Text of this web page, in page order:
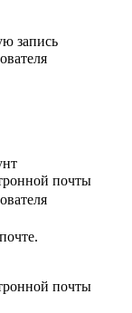
запись
почты
почты